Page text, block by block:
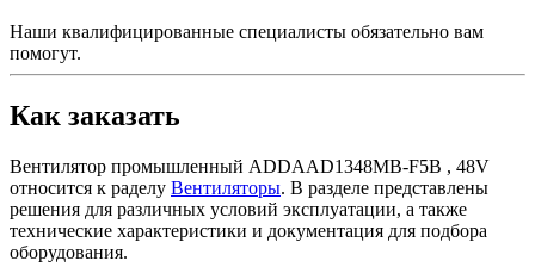
Наши квалифицированные специалисты обязательно вам
помогут.
Как заказать
Вентилятор промышленный ADDAAD1348MB-F5B , 48V
относится к раделу Вентиляторы. В разделе представлены
решения для различных условий эксплуатации, а также
технические характеристики и документация для подбора
оборудования.